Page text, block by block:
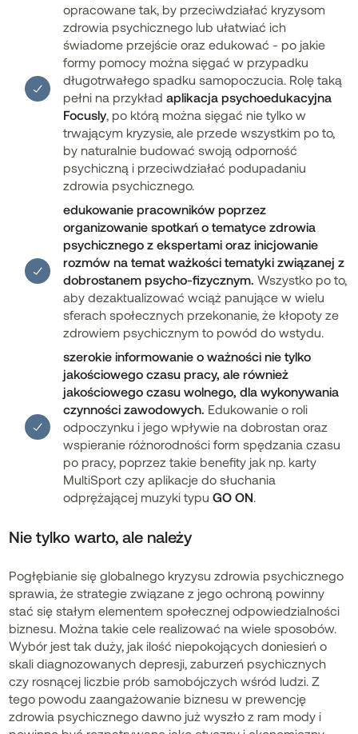
opracowane tak, by przeciwdziałać kryzysom
zdrowia psychicznego lub ułatwiać ich
świadome przejście oraz edukować - po jakie
formy pomocy można sięgać w przypadku
długotrwałego spadku samopoczucia. Rolę taką
pełni na przykładaplikacja psychoedukacyjna
Focusly, po którą można sięgać nie tylko w
trwającym kryzysie, ale przede wszystkim po to,
by naturalnie budować swoją odporność
psychiczną i przeciwdziałać podupadaniu
zdrowia psychicznego.
edukowanie pracowników poprzez
organizowanie spotkań o tematyce zdrowia
psychicznego z ekspertami oraz inicjowanie
rozmów na temat ważkości tematyki związanej z
dobrostanem psycho-fizycznym.Wszystko po to,
aby dezaktualizować wciąż panujące w wielu
sferach społecznych przekonanie, że kłopoty ze
zdrowiem psychicznym to powód do wstydu.
szerokie informowanie o ważności nie tylko
jakościowego czasu pracy, ale również
jakościowego czasu wolnego, dla wykonywania
czynności zawodowych. Edukowanie o roli
odpoczynku i jego wpływie na dobrostan oraz
wspieranie różnorodności form spędzania czasu
po pracy, poprzez takie benefity jak np. karty
MultiSport czy aplikacje do słuchania
odprężającej muzyki typuGO ON.
Nie tylko warto, ale należy
Pogłębianie się globalnego kryzysu zdrowia psychicznego
sprawia, że strategie związane z jego ochroną powinny
stać się stałym elementem społecznej odpowiedzialności
biznesu. Można takie cele realizować na wiele sposobów.
Wybór jest tak duży, jak ilość niepokojących doniesień o
skali diagnozowanych depresji, zaburzeń psychicznych
czy rosnącej liczbie prób samobójczych wśród ludzi. Z
tego powodu zaangażowanie biznesu w prewencję
zdrowia psychicznego dawno już wyszło z ram mody i